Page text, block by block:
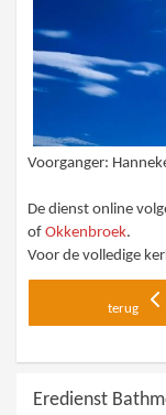
Voorganger:
De dienst online
ofOkkenbroek.
Voor de volledige
terug
Eredienst